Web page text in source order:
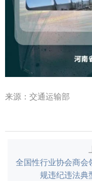
来源：交通运输部
全国性行业协会商会
规违纪违法典